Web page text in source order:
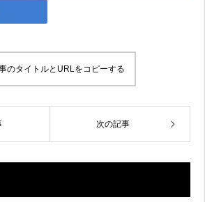
のタイトルとURLをコピーする
次の記事